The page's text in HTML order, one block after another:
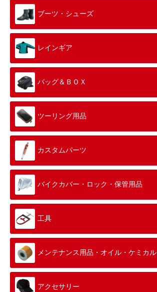
ブーツ・シューズ
レインギア
バッグ＆ＢＯＸ
ツーリング用品
カスタムパーツ
バイクカバー・ロック・保管用品
工具
メンテナンス用品・オイル・ケミカル
アクセサリー